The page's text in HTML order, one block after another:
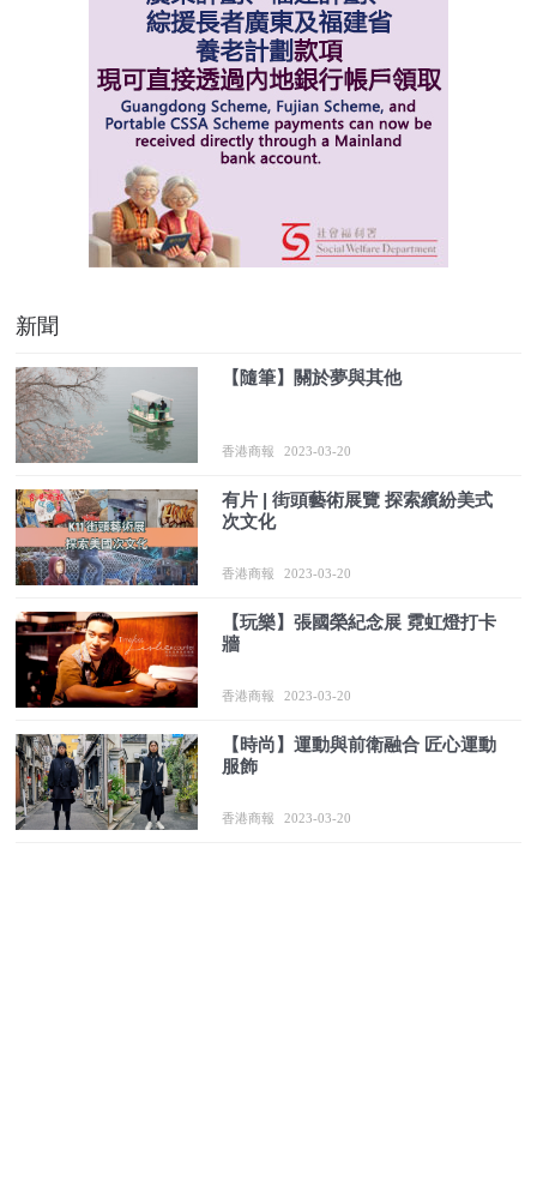
新聞
【隨筆】關於夢與其他
香港商報 2023-03-20
有片 | 街頭藝術展覽 探索繽紛美式
次文化
香港商報 2023-03-20
【玩樂】張國榮紀念展 霓虹燈打卡
牆
香港商報 2023-03-20
【時尚】運動與前衛融合 匠心運動
服飾
香港商報 2023-03-20